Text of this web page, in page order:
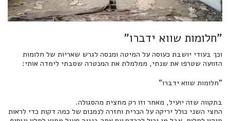
"חלומות שווא ידברו"
וכך בעודי יושבת כעוסה על המיטה ומנסה לגרש שאריות של חלומות
הזוועה שטרפו את שנתי, ממלמלת את המנטרה שסבתי לימדה אותי:
"חלומות שווא ידברו"
בתקווה שזה יועיל, מאחר וזו רק מחצית מהסגולה.
החצי השני כולל יריקה על הכרית וחזרה לנמנום של כמה דקות כדי לראות